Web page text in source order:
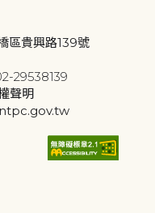
區貴興路139號
29538139
聲明